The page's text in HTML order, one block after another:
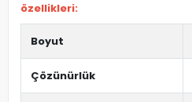
özellikleri:
Boyut
Çözünürlük